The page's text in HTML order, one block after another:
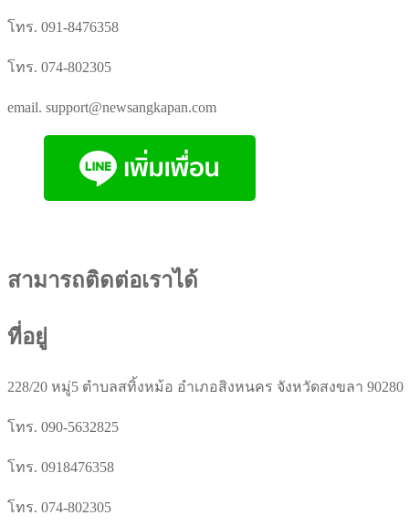
โทร. 091-8476358
โทร. 074-802305
email. support@newsangkapan.com
สามารถติดต่อเราได้
ที่อยู่
228/20 หมู่5 ตำบลสทิ้งหม้อ อำเภอสิงหนคร จังหวัดสงขลา 90280
โทร. 090-5632825
โทร. 0918476358
โทร. 074-802305